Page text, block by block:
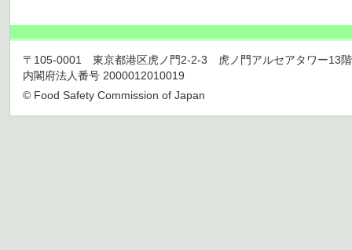
〒105-0001 東京都港区虎ノ門2-2-3 虎ノ門アルセアタワー13
内閣府法人番号 2000012010019
© Food Safety Commission of Japan